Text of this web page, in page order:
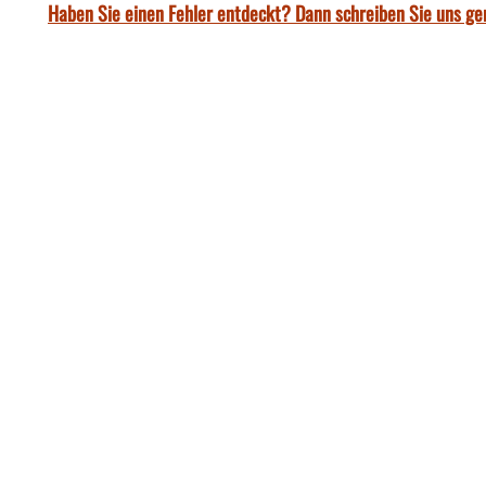
Haben Sie einen Fehler entdeckt? Dann schreiben Sie uns